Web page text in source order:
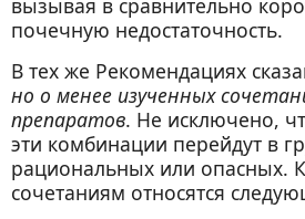
вызывая в сравнительно
почечную недостаточность.
В тех же Рекомендациях
но о менее изученных
препаратов. Не исключено,
эти комбинации перейдут в
рациональных или опасных.
сочетаниям относятся